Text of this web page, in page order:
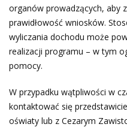
organów prowadzących, aby
prawidłowość wniosków.
wyliczania dochodu może
realizacji programu – w tym
pomocy.
W przypadku wątpliwości w
kontaktować się
oświaty lub z Cezarym